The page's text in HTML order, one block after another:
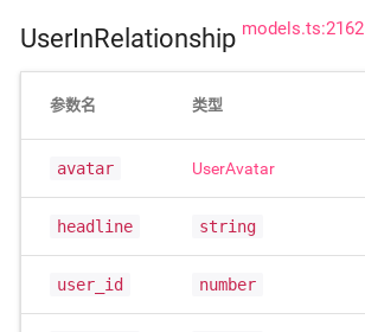
UserInRelationship models.ts:2162
参数名 类型
avatar UserAvatar
headline string
user_id number